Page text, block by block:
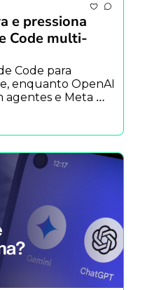
e pressiona
Code multi-
Code para
enquanto OpenAI
agentes e Meta
Zuckerberg.